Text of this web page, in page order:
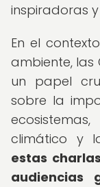
inspiradoras
En el
ambiente, las
un papel
sobre la
climático y
estas
audiencias